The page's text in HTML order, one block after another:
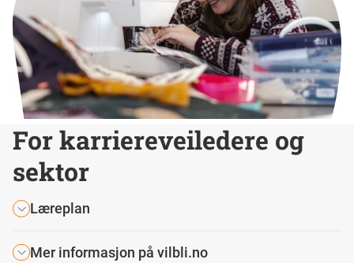
For karriereveiledere og
sektor
Læreplan
Mer informasjon på vilbli.no